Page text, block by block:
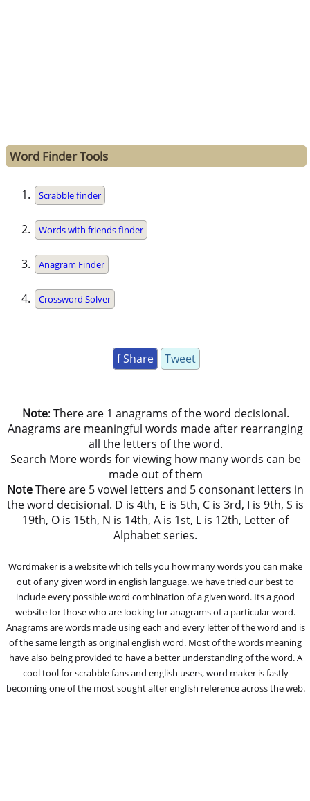
Word Finder Tools
Scrabble finder
Words with friends finder
Anagram Finder
Crossword Solver
f Share Tweet
Note: There are 1 anagrams of the word decisional.
Anagrams are meaningful words made after rearranging
all the letters of the word.
Search More words for viewing how many words can be
made out of them
NoteThere are 5 vowel letters and 5 consonant letters in
the word decisional. D is 4th, E is 5th, C is 3rd, I is 9th, S is
19th, O is 15th, N is 14th, A is 1st, L is 12th, Letter of
Alphabet series.
Wordmaker is a website which tells you how many words you can make
out of any given word in english language. we have tried our best to
include every possible word combination of a given word. Its a good
website for those who are looking for anagrams of a particular word.
Anagrams are words made using each and every letter of the word and is
of the same length as original english word. Most of the words meaning
have also being provided to have a better understanding of the word. A
cool tool for scrabble fans and english users, word maker is fastly
becoming one of the most sought after english reference across the web.